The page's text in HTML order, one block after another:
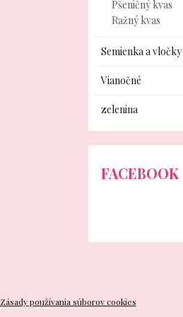
Pšeničný kvas
Ražný kvas
Semienka a vločky
Vianočné
zelenina
FACEBOOK
Zásady používania súborov cookies